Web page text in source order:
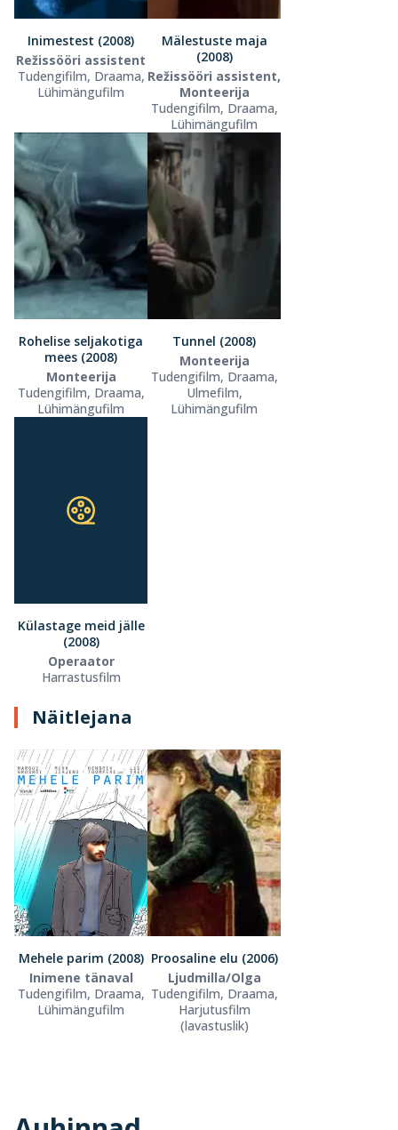
Inimestest (2008)
Režissööri assistent
Tudengifilm, Draama,
Lühimängufilm
Mälestuste maja
(2008)
Režissööri assistent,
Monteerija
Tudengifilm, Draama,
Lühimängufilm
Rohelise seljakotiga
mees (2008)
Monteerija
Tudengifilm, Draama,
Lühimängufilm
Tunnel (2008)
Monteerija
Tudengifilm, Draama,
Ulmefilm,
Lühimängufilm
Külastage meid jälle
(2008)
Operaator
Harrastusfilm
Näitlejana
Mehele parim (2008)
Inimene tänaval
Tudengifilm, Draama,
Lühimängufilm
Proosaline elu (2006)
Ljudmilla/Olga
Tudengifilm, Draama,
Harjutusfilm
(lavastuslik)